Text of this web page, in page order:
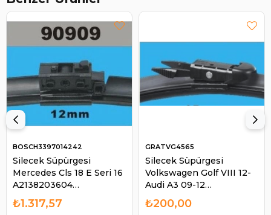
Silecek Süpürgesi
Mercedes Cls 18 E Seri 16
A2138203604
3397014242
BOSCH3397014242
₺1.317,57
Silecek Süpürgesi
Volkswagen Golf VIII 12-
Audi A3 09-12
450mm | GRAT VG4565
GRATVG4565
₺200,00